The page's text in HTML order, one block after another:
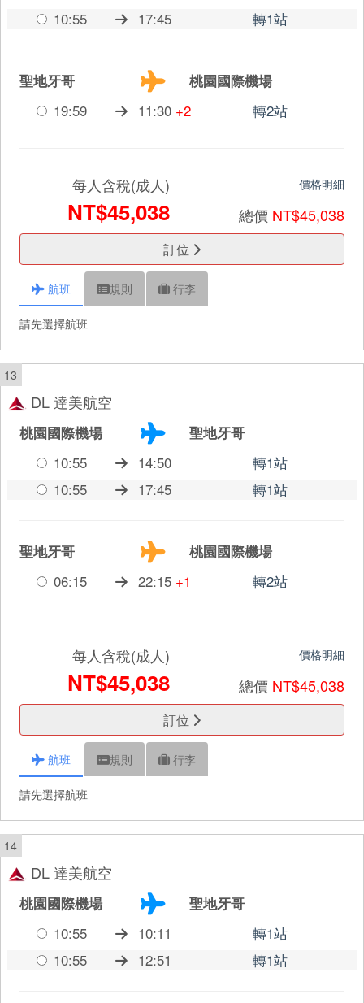
10:55
17:45 轉1站
聖地牙哥
桃園國際機場
19:59
11:30 +2 轉2站
每人含稅(成人)
NT$45,038
價格明細
總價 NT$45,038
訂位
航班 規則 行李
請先選擇航班
13
DL 達美航空
桃園國際機場
聖地牙哥
10:55
14:50
轉1站
10:55
17:45 轉1站
聖地牙哥
桃園國際機場
06:15
22:15 +1 轉2站
每人含稅(成人)
NT$45,038
價格明細
總價 NT$45,038
訂位
航班 規則 行李
請先選擇航班
14
DL 達美航空
桃園國際機場
聖地牙哥
10:55
10:11
轉1站
10:55
12:51 轉1站